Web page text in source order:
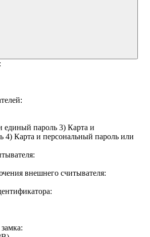
единый пароль 3) Карта и
4) Карта и персональный пароль или
внешнего считывателя: